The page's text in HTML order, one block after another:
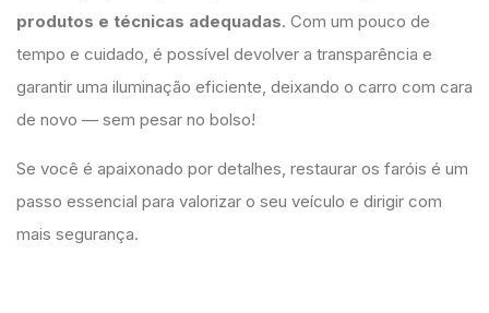
produtos e técnicas adequadas. Com um pouco de
tempo e cuidado, é possível devolver a transparência e
garantir uma iluminação eficiente, deixando o carro com cara
de novo — sem pesar no bolso!
Se você é apaixonado por detalhes, restaurar os faróis é um
passo essencial para valorizar o seu veículo e dirigir com
mais segurança.